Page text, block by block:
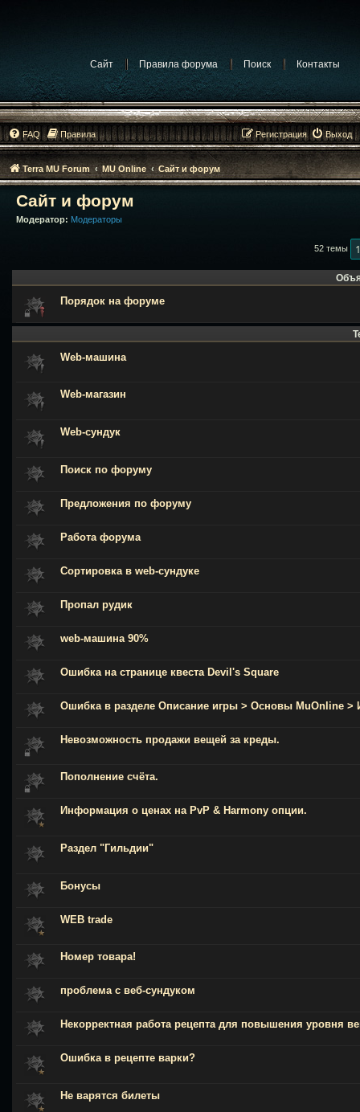
Сайт Правила форума Поиск Контакты
FAQ Правила Выход
Регистрация
Terra MU Forum MU Online Сайт и форум
Сайт и форум
Модератор: Модераторы
52 темы 1
Порядок на форуме
Web-машина
Web-магазин
Web-сундук
Поиск по форуму
Предложения по форуму
Работа форума
Сортировка в web-сундуке
Пропал рудик
web-машина 90%
Ошибка на странице квеста Devil's Square
Ошибка в разделе Описание игры > Основы MuOnline >
Невозможность продажи вещей за креды.
Пополнение счёта.
Информация о ценах на PvP & Harmony опции.
Раздел "Гильдии"
Бонусы
WEB trade
Номер товара!
проблема с веб-сундуком
Некорректная работа рецепта для повышения уровня
Ошибка в рецепте варки?
Не варятся билеты